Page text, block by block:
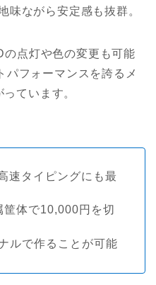
味ながら安定感も抜群。
点灯や色の変更も可能
パフォーマンスを誇るメ
ています。
速タイピングにも最
体で10,000円を切
ルで作ることが可能